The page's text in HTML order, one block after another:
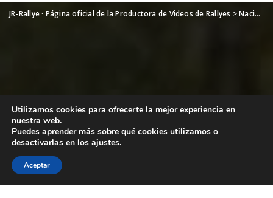
JR-Rallye · Página oficial de la Productora de Videos de Rallyes >Nacional
Utilizamos cookies para ofrecerte la mejor experiencia en
nuestra web.
Puedes aprender más sobre qué cookies utilizamos o
desactivarlas en los ajustes.
Aceptar